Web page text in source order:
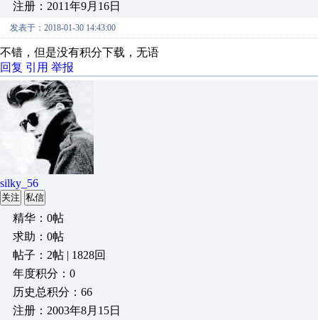
注册：2011年9月16日
发表于：2018-01-30 14:43:00
不错，但是没有积分下载，无语
回复 引用 举报
silky_56
关注 私信
精华：0帖
求助：0帖
帖子：2帖 | 1828回
年度积分：0
历史总积分：66
注册：2003年8月15日